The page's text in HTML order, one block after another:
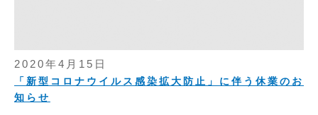
2020年4月15日
「新型コロナウイルス感染拡大防止」に伴う休業のお
知らせ